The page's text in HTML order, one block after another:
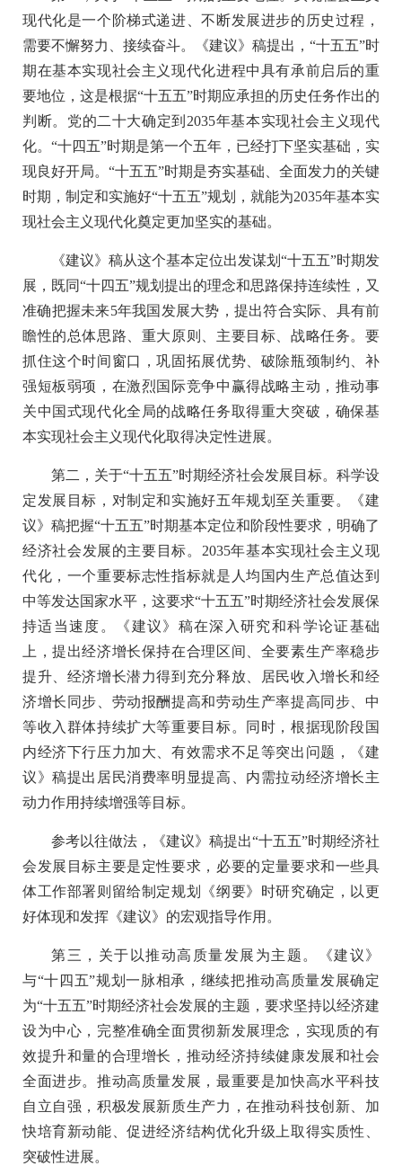
现代化是一个阶梯式递进、不断发展进步的历史过程，
需要不懈努力、接续奋斗。《建议》稿提出，“十五五”时
期在基本实现社会主义现代化进程中具有承前启后的重
要地位，这是根据“十五五”时期应承担的历史任务作出的
判断。党的二十大确定到2035年基本实现社会主义现代
化。“十四五”时期是第一个五年，已经打下坚实基础，实
现良好开局。“十五五”时期是夯实基础、全面发力的关键
时期，制定和实施好“十五五”规划，就能为2035年基本实
现社会主义现代化奠定更加坚实的基础。
《建议》稿从这个基本定位出发谋划“十五五”时期发
展，既同“十四五”规划提出的理念和思路保持连续性，又
准确把握未来5年我国发展大势，提出符合实际、具有前
瞻性的总体思路、重大原则、主要目标、战略任务。要
抓住这个时间窗口，巩固拓展优势、破除瓶颈制约、补
强短板弱项，在激烈国际竞争中赢得战略主动，推动事
关中国式现代化全局的战略任务取得重大突破，确保基
本实现社会主义现代化取得决定性进展。
第二，关于“十五五”时期经济社会发展目标。科学设
定发展目标，对制定和实施好五年规划至关重要。《建
议》稿把握“十五五”时期基本定位和阶段性要求，明确了
经济社会发展的主要目标。2035年基本实现社会主义现
代化，一个重要标志性指标就是人均国内生产总值达到
中等发达国家水平，这要求“十五五”时期经济社会发展保
持适当速度。《建议》稿在深入研究和科学论证基础
上，提出经济增长保持在合理区间、全要素生产率稳步
提升、经济增长潜力得到充分释放、居民收入增长和经
济增长同步、劳动报酬提高和劳动生产率提高同步、中
等收入群体持续扩大等重要目标。同时，根据现阶段国
内经济下行压力加大、有效需求不足等突出问题，《建
议》稿提出居民消费率明显提高、内需拉动经济增长主
动力作用持续增强等目标。
参考以往做法，《建议》稿提出“十五五”时期经济社
会发展目标主要是定性要求，必要的定量要求和一些具
体工作部署则留给制定规划《纲要》时研究确定，以更
好体现和发挥《建议》的宏观指导作用。
第三，关于以推动高质量发展为主题。《建议》
与“十四五”规划一脉相承，继续把推动高质量发展确定
为“十五五”时期经济社会发展的主题，要求坚持以经济建
设为中心，完整准确全面贯彻新发展理念，实现质的有
效提升和量的合理增长，推动经济持续健康发展和社会
全面进步。推动高质量发展，最重要是加快高水平科技
自立自强，积极发展新质生产力，在推动科技创新、加
快培育新动能、促进经济结构优化升级上取得实质性、
突破性进展。